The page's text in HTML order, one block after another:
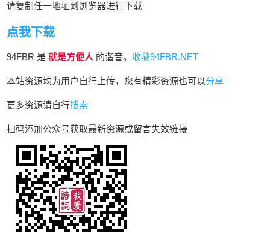
请复制任一地址到浏览器进行下载
点我下载
94FBR 是就是方便人 的谐音。 收藏94FBR.NET
本站资源均为用户自行上传，您有精彩资源也可以分享
更多资源请自行搜索
扫码添加公众号获取最新资源或留言失效链接